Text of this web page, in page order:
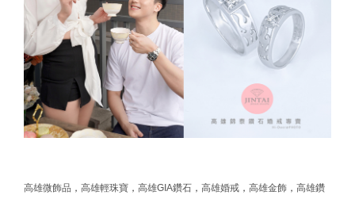
高雄微飾品 ， 高雄輕珠寶 ， 高雄GIA鑽石 ， 高雄婚戒 ， 高雄金飾 ， 高雄鑽